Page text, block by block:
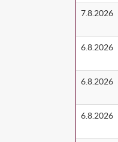
7.8.2026
6.8.2026
6.8.2026
6.8.2026